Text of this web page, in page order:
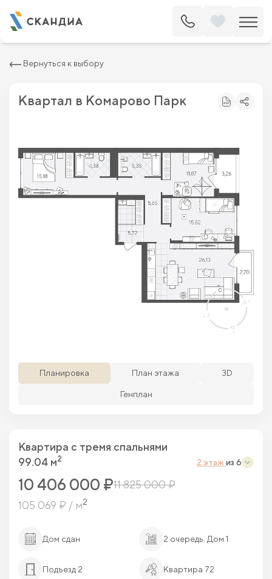
Вернуться к выбору
Квартал в Комарово Парк
Планировка План этажа 3D
Генплан
Квартира c тремя спальнями
99.04 м2 2 этаж из 6
10 406 000 ₽11 825 000 ₽
105 069 ₽ / м2
Дом сдан 2 очередь. Дом 1
Подъезд 2 Квартира 72
Квартира c тремя спальнями 99.04 м
10 406 000 ₽11 825 000 ₽